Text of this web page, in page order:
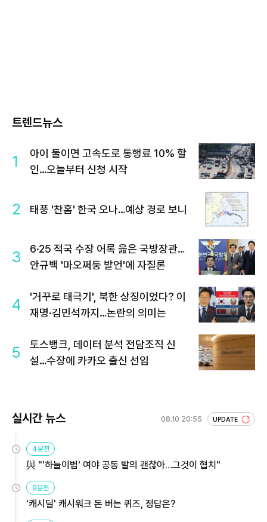
트렌드뉴스
1
아이 둘이면 고속도로 통행료 10% 할
인…오늘부터 신청 시작
2 태풍 '찬홈' 한국 오나…예상 경로 보니
3
6·25 적국 수장 어록 읊은 국방장관…
안규백 '마오쩌둥 발언'에 자질론
4
'거꾸로 태극기', 북한 상징이었다? 이
재명·김민석까지…논란의 의미는
5
토스뱅크, 데이터 분석 전담조직 신
설…수장에 카카오 출신 선임
실시간 뉴스 08.10 20:55 UPDATE
4분전
與 "'하늘이법' 여야 공동 발의 괜찮아…그것이 협치"
9분전
'캐시딜' 캐시워크 돈 버는 퀴즈, 정답은?